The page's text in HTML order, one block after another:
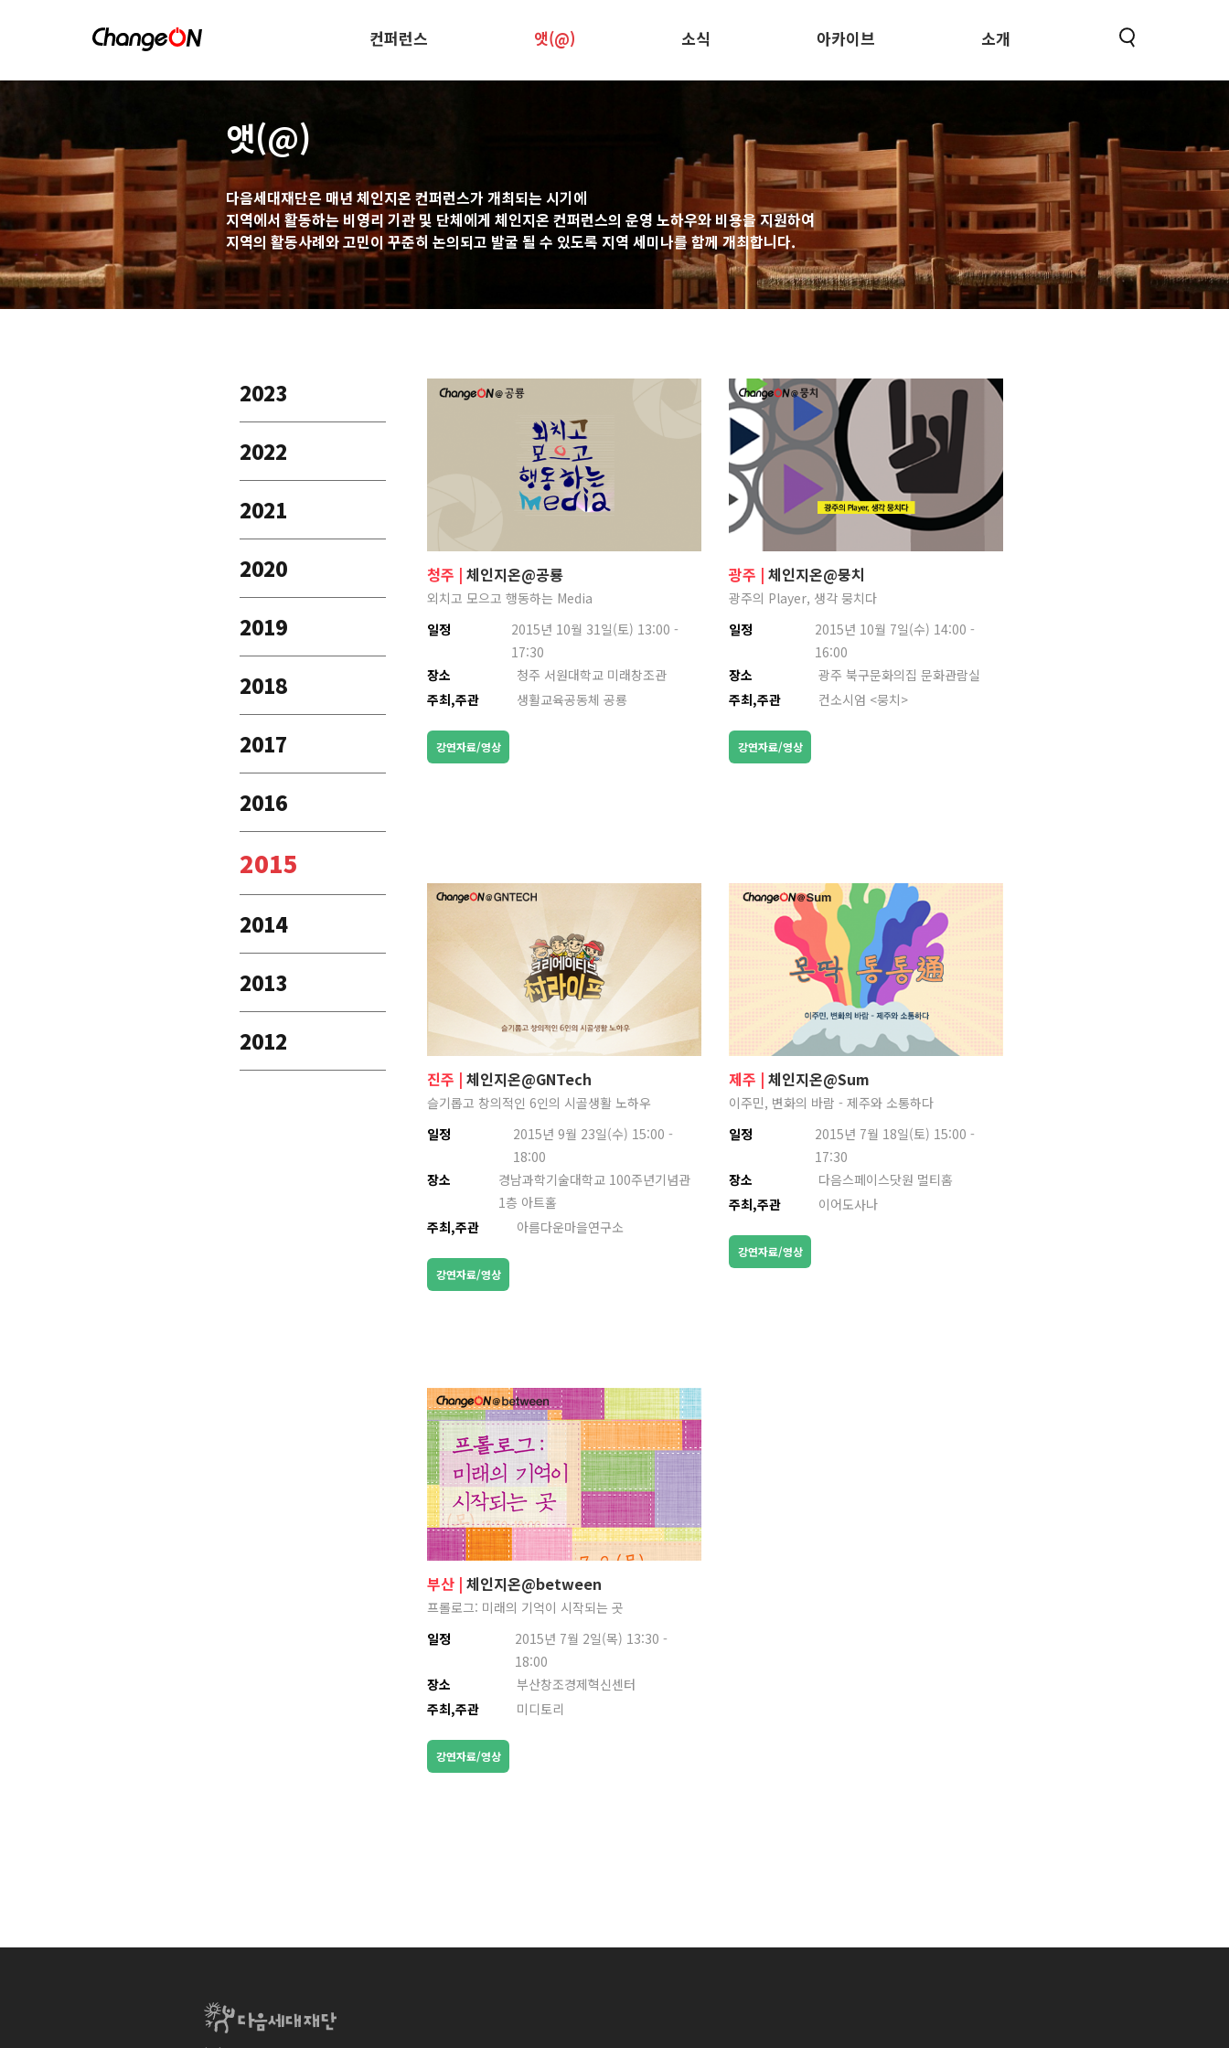
컨퍼런스 앳(@) 소식 아카이브 소개
앳(@)
다음세대재단은 매년 체인지온 컨퍼런스가 개최되는 시기에
지역에서 활동하는 비영리 기관 및 단체에게 체인지온 컨퍼런스의 운영 노하우와 비용을 지원하여
지역의 활동사례와 고민이 꾸준히 논의되고 발굴 될 수 있도록 지역 세미나를 함께 개최합니다.
2023
2022
2021
2020
2019
2018
2017
2016
2015
2014
2013
2012
청주 | 체인지온@공룡
외치고 모으고 행동하는 Media
일정
2015년 10월 31일(토) 13:00 -
17:30
장소
청주 서원대학교 미래창조관
주최,주관
생활교육공동체 공룡
강연자료/영상
광주 | 체인지온@뭉치
광주의 Player, 생각 뭉치다
일정
2015년 10월 7일(수) 14:00 -
16:00
장소
광주 북구문화의집 문화관람실
주최,주관
컨소시엄 <뭉치>
강연자료/영상
진주 | 체인지온@GNTech
슬기롭고 창의적인 6인의 시골생활 노하우
일정
2015년 9월 23일(수) 15:00 -
18:00
장소
경남과학기술대학교 100주년기념관
1층 아트홀
주최,주관
아름다운마을연구소
강연자료/영상
제주 | 체인지온@Sum
이주민, 변화의 바람 - 제주와 소통하다
일정
2015년 7월 18일(토) 15:00 -
17:30
장소
다음스페이스닷원 멀티홈
주최,주관
이어도사나
강연자료/영상
부산 | 체인지온@between
프롤로그: 미래의 기억이 시작되는 곳
일정
2015년 7월 2일(목) 13:30 -
18:00
장소
부산창조경제혁신센터
주최,주관
미디토리
강연자료/영상